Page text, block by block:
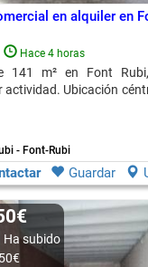
en alquiler en
Hace 4 horas
141 m² en Font
actividad. Ubicación
- Font-Rubi
Guardar
Ha subido